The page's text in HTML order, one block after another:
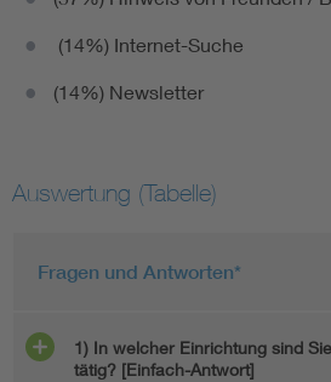
(14%) Internet-Suche
(14%) Newsletter
Auswertung (Tabelle)
Fragen und Antworten*
1) In welcher Einrichtung sind Sie
tätig? [Einfach-Antwort]